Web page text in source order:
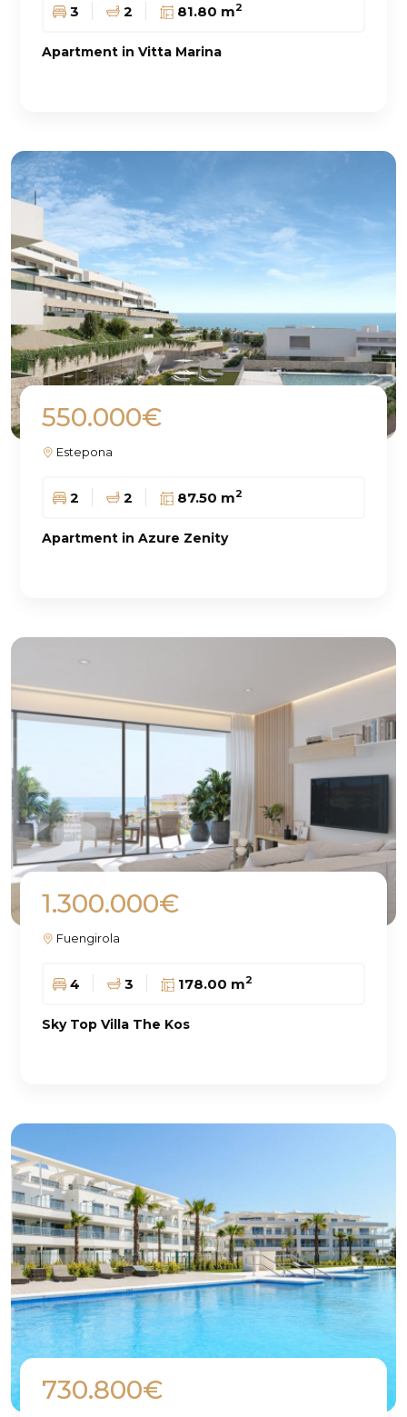
3 2 81.80 m2
Apartment in Vitta Marina
550.000€
Estepona
2 2 87.50 m2
Apartment in Azure Zenity
1.300.000€
Fuengirola
4 3 178.00 m2
Sky Top Villa The Kos
730.800€